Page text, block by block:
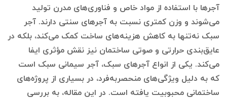
آجرها با استفاده از مواد خاص و فناوری‌های مدرن تولید
می‌شوند و وزن کمتری نسبت به آجرهای سنتی دارند. آجر
سبک نه‌تنها به کاهش هزینه‌های ساخت کمک می‌کند، بلکه در
عایق‌بندی حرارتی و صوتی ساختمان نیز نقش مؤثری ایفا
می‌کند. یکی از انواع آجرهای سبک، آجر سیمانی سبک است
که به دلیل ویژگی‌های منحصربه‌فرد، در بسیاری از پروژه‌های
ساختمانی محبوبیت یافته است. در این مقاله، به بررسی